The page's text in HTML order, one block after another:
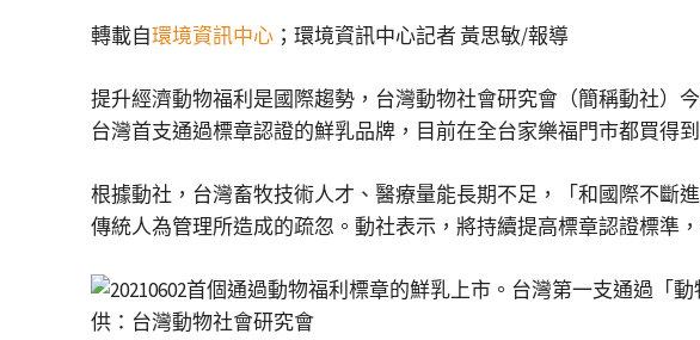
轉載自環境資訊中心 ；環境資訊中心記者 黃思敏/報導
提升經濟動物福利是國際趨勢，台灣動物社會研究會（簡稱動社）
台灣首支通過標章認證的鮮乳品牌，目前在全台家樂福門市都買得到
根據動社，台灣畜牧技術人才、醫療量能長期不足，「和國際不斷
傳統人為管理所造成的疏忽。動社表示，將持續提高標章認證標準